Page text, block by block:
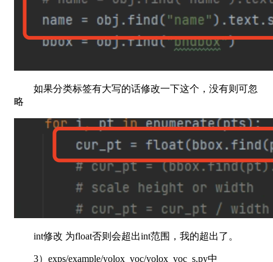
如果分类标签有大写的话修改一下这个，没有则可忽
略
int修改 为float否则会超出int范围，我的超出了。
3）exps/example/yolox_voc/yolox_voc_s.py中